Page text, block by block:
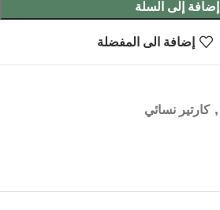
إضافة إلى السلة
إضافة الى المفضلة
, كارتير نسائي